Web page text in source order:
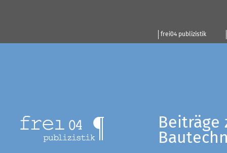
frei04 publizistik
Beiträge